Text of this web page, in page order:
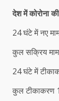
देश में कोरोना
24 घंटे में नए
कुल सक्रिय
24 घंटे में
कुल टीकाकरण